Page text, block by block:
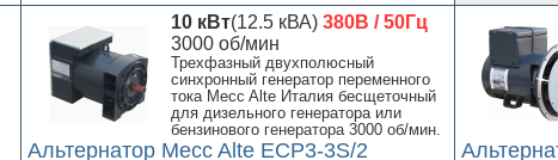
10 кВт(12.5 кВА) 380В / 50Гц
3000 об/мин
Трехфазный двухполюсный
синхронный генератор переменного
тока Mecc Alte Италия бесщеточный
для дизельного генератора или
бензинового генератора 3000 об/мин.
Альтернатор Mecc Alte ECP3-3S/2